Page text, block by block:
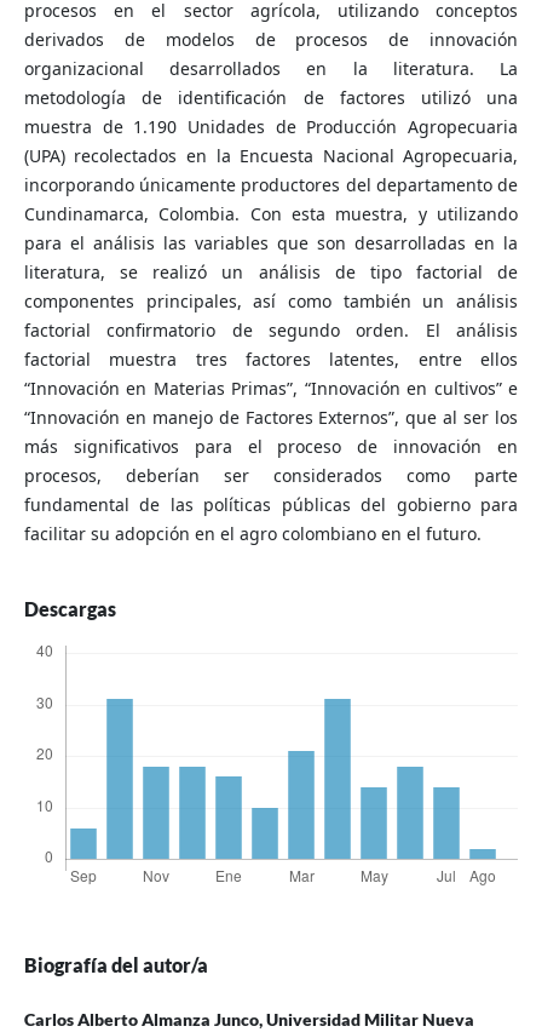
procesos en el sector agrícola, utilizando conceptos
derivados de modelos de procesos de innovación
organizacional desarrollados en la literatura. La
metodología de identificación de factores utilizó una
muestra de 1.190 Unidades de Producción Agropecuaria
(UPA) recolectados en la Encuesta Nacional Agropecuaria,
incorporando únicamente productores del departamento de
Cundinamarca, Colombia. Con esta muestra, y utilizando
para el análisis las variables que son desarrolladas en la
literatura, se realizó un análisis de tipo factorial de
componentes principales, así como también un análisis
factorial confirmatorio de segundo orden. El análisis
factorial muestra tres factores latentes, entre ellos
“Innovación en Materias Primas”, “Innovación en cultivos” e
“Innovación en manejo de Factores Externos”, que al ser los
más significativos para el proceso de innovación en
procesos, deberían ser considerados como parte
fundamental de las políticas públicas del gobierno para
facilitar su adopción en el agro colombiano en el futuro.
Descargas
Biografía del autor/a
Carlos Alberto Almanza Junco,Universidad Militar Nueva